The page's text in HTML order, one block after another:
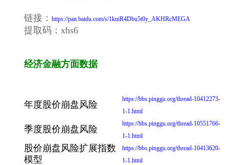
链接： https://pan.baidu.com/s/1kniR4Dbu5t0y_AKHRcMEGA
提取码：xhs6
经济金融方面数据
年度股价崩盘风险
https://bbs.pinggu.org/thread-10412273-
1-1.html
季度股价崩盘风险
https://bbs.pinggu.org/thread-10551766-
1-1.html
股价崩盘风险扩展指数
模型
https://bbs.pinggu.org/thread-10413620-
1-1.html